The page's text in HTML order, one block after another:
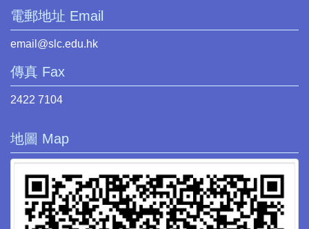
電郵地址 Email
email@slc.edu.hk
傳真 Fax
2422 7104
地圖 Map